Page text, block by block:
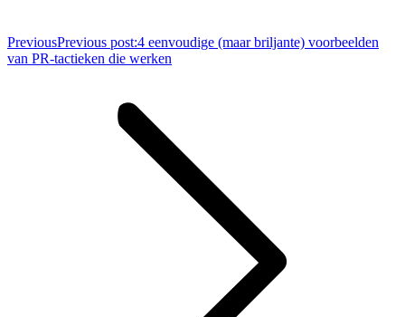
PreviousPrevious post:4 eenvoudige (maar briljante) voorbeelden
van PR-tactieken die werken